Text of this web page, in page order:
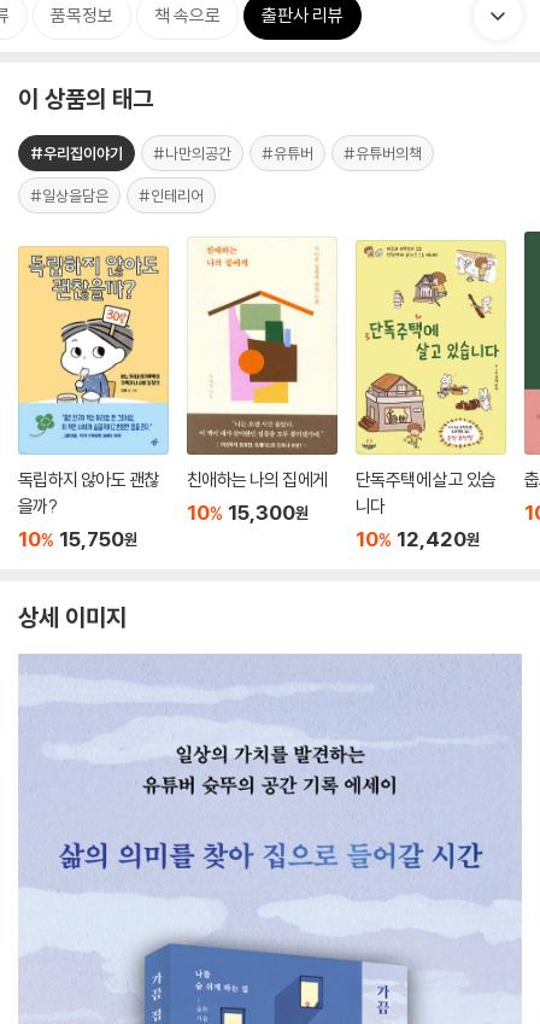
품목정보 책 속으로 출판사 리뷰
이 상품의 태그
#우리집이야기 #나만의공간 #유튜버 #유튜버의책
#일상을담은 #인테리어
독립하지 않아도 괜찮
을까?
10% 15,750원
친애하는 나의 집에게
10% 15,300원
단독주택에 살고 있습
니다
10% 12,420원
상세 이미지